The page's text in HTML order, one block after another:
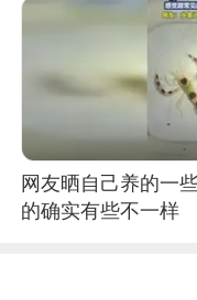
网友晒自己养的一
的确实有些不一样